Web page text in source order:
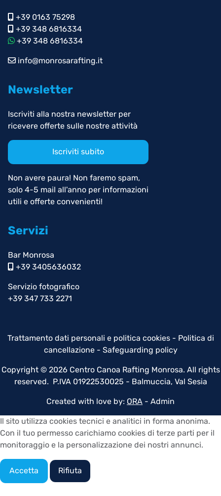
+39 0163 75298
+39 348 6816334
+39 348 6816334
info@monrosarafting.it
Newsletter
Iscriviti alla nostra newsletter per
ricevere offerte sulle nostre attività
Iscriviti subito
Non avere paura! Non faremo spam,
solo 4-5 mail all'anno per informazioni
utili e offerte convenienti!
Servizi
Bar Monrosa
+39 3405636032
Servizio fotografico
+39 347 733 2271
Trattamento dati personali e politica cookies- Politica di
cancellazione - Safeguarding policy
Copyright © 2026 Centro Canoa Rafting Monrosa. All rights
reserved. P.IVA 01922530025 - Balmuccia, Val Sesia
Created with love by: ORA - Admin
Il sito utilizza cookies tecnici e analitici in forma anonima.
Con il tuo permesso carichiamo cookies di terze parti per il
monitoraggio e la personalizzazione dei nostri annunci.
Accetta Rifiuta